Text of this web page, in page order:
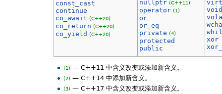
const_cast
continue
co_await (C++20)
co_return (C++20)
co_yield (C++20)
nullptr (C++11)
operator (1)
or
or_eq
private (4)
protected
public
void
xor
(1) — C++11 中含义改变或添加新含义。
(2) — C++14 中添加新含义。
(3) — C++17 中含义改变或添加新含义。